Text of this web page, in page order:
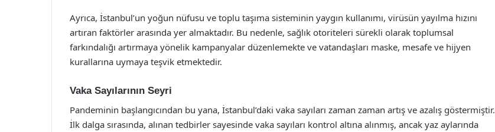
Ayrıca, İstanbul’un yoğun nüfusu ve toplu taşıma sisteminin yaygın kullanımı, virüsün yayılma hızını
artıran faktörler arasında yer almaktadır. Bu nedenle, sağlık otoriteleri sürekli olarak toplumsal
farkındalığı artırmaya yönelik kampanyalar düzenlemekte ve vatandaşları maske, mesafe ve hijyen
kurallarına uymaya teşvik etmektedir.
Vaka Sayılarının Seyri
Pandeminin başlangıcından bu yana, İstanbul’daki vaka sayıları zaman zaman artış ve azalış göstermiştir.
İlk dalga sırasında, alınan tedbirler sayesinde vaka sayıları kontrol altına alınmış, ancak yaz aylarında